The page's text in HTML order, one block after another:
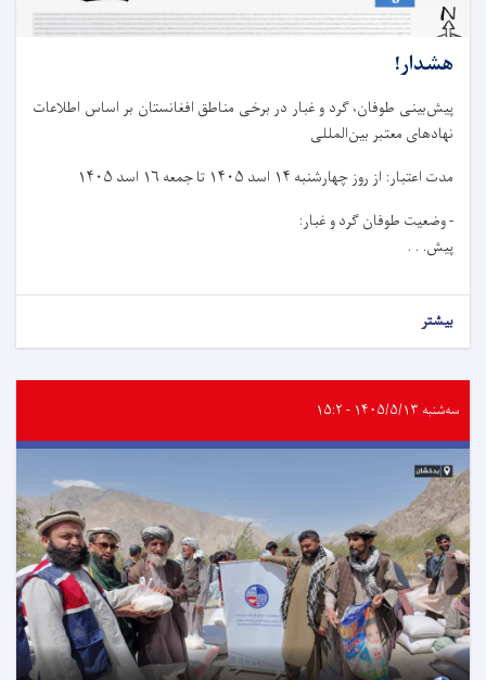
هشدار!
پیش‌بینی طوفان، گرد و غبار در برخی مناطق افغانستان بر اساس اطلاعات
نهادهای معتبر بین‌المللی
مدت اعتبار: از روز چهار‌شنبه ۱۴ اسد ۱۴۰۵ تا جمعه ۱۶ اسد ۱۴۰۵
- وضعیت طوفان گرد و غبار:
پیش. . .
بیشتر
سه‌شنبه ۱۴۰۵/۵/۱۳ - ۱۵:۲